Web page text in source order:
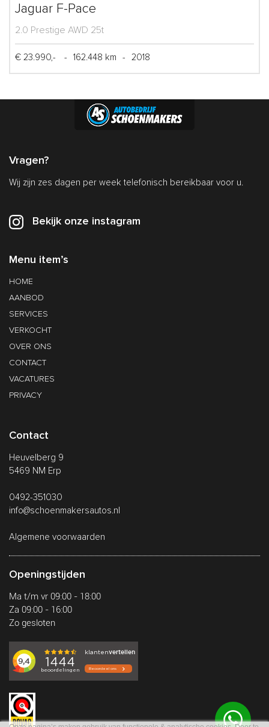
Jaguar F-Pace
2.0 Prestige AWD 25t
€ 23.990,- - 162.448 km - 2018
Vragen?
Wij zijn zes dagen per week telefonisch bereikbaar voor u.
Bekijk onze instagram
Menu item’s
HOME
AANBOD
SERVICES
VERKOCHT
OVER ONS
CONTACT
VACATURES
PRIVACY
Contact
Heuvelberg 9
5469 NM Erp
0492-351030
info@schoenmakersautos.nl
Algemene voorwaarden
Openingstijden
Ma t/m vr 09:00 - 18:00
Za 09:00 - 16:00
Zo gesloten